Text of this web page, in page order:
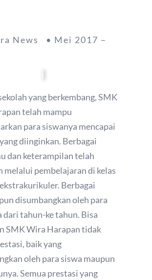
News • Mei 2017 –
yang berkembang, SMK
telah mampu
para siswanya mencapai
diinginkan. Berbagai
dan keterampilan telah
melalui pembelajaran di kelas
Berbagai
disumbangkan oleh para
dari tahun-ke tahun. Bisa
SMK Wira Harapan tidak
baik yang
oleh para siswa maupun
Semua prestasi yang